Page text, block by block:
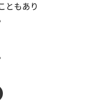
ともあり